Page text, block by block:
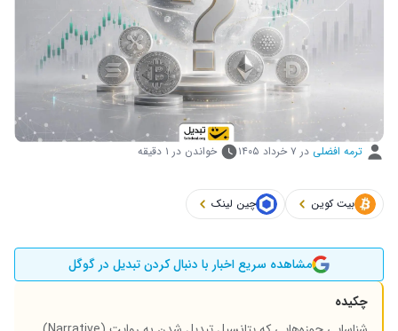
ترمه افضلی در ۷ خرداد ۱۴۰۵ خواندن در ۱ دقیقه
بیت کوین چین لینک
مشاهده سریع اخبار با دنبال کردن تبدیل در گوگل
چکیده